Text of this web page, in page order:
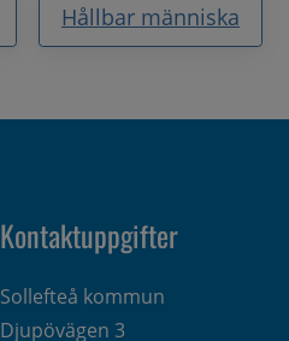
Hållbar människa
Kontaktuppgifter
Sollefteå kommun
Djupövägen 3